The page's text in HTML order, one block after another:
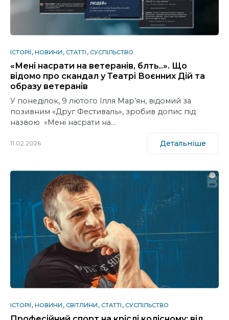
ІСТОРІЇ НОВИНИ СТАТТІ СУСПІЛЬСТВО
«Мені насрати на ветеранів, блть..». Що
відомо про скандал у Театрі Воєнних Дій та
образу ветеранів
У понеділок, 9 лютого Ілля Мар’ян, відомий за
позивним «Друг Фестиваль», зробив допис під
назвою «Мені насрати на…
11.02.2026 Детальніше
ІСТОРІЇ НОВИНИ СВІТЛИНИ СТАТТІ СУСПІЛЬСТВО